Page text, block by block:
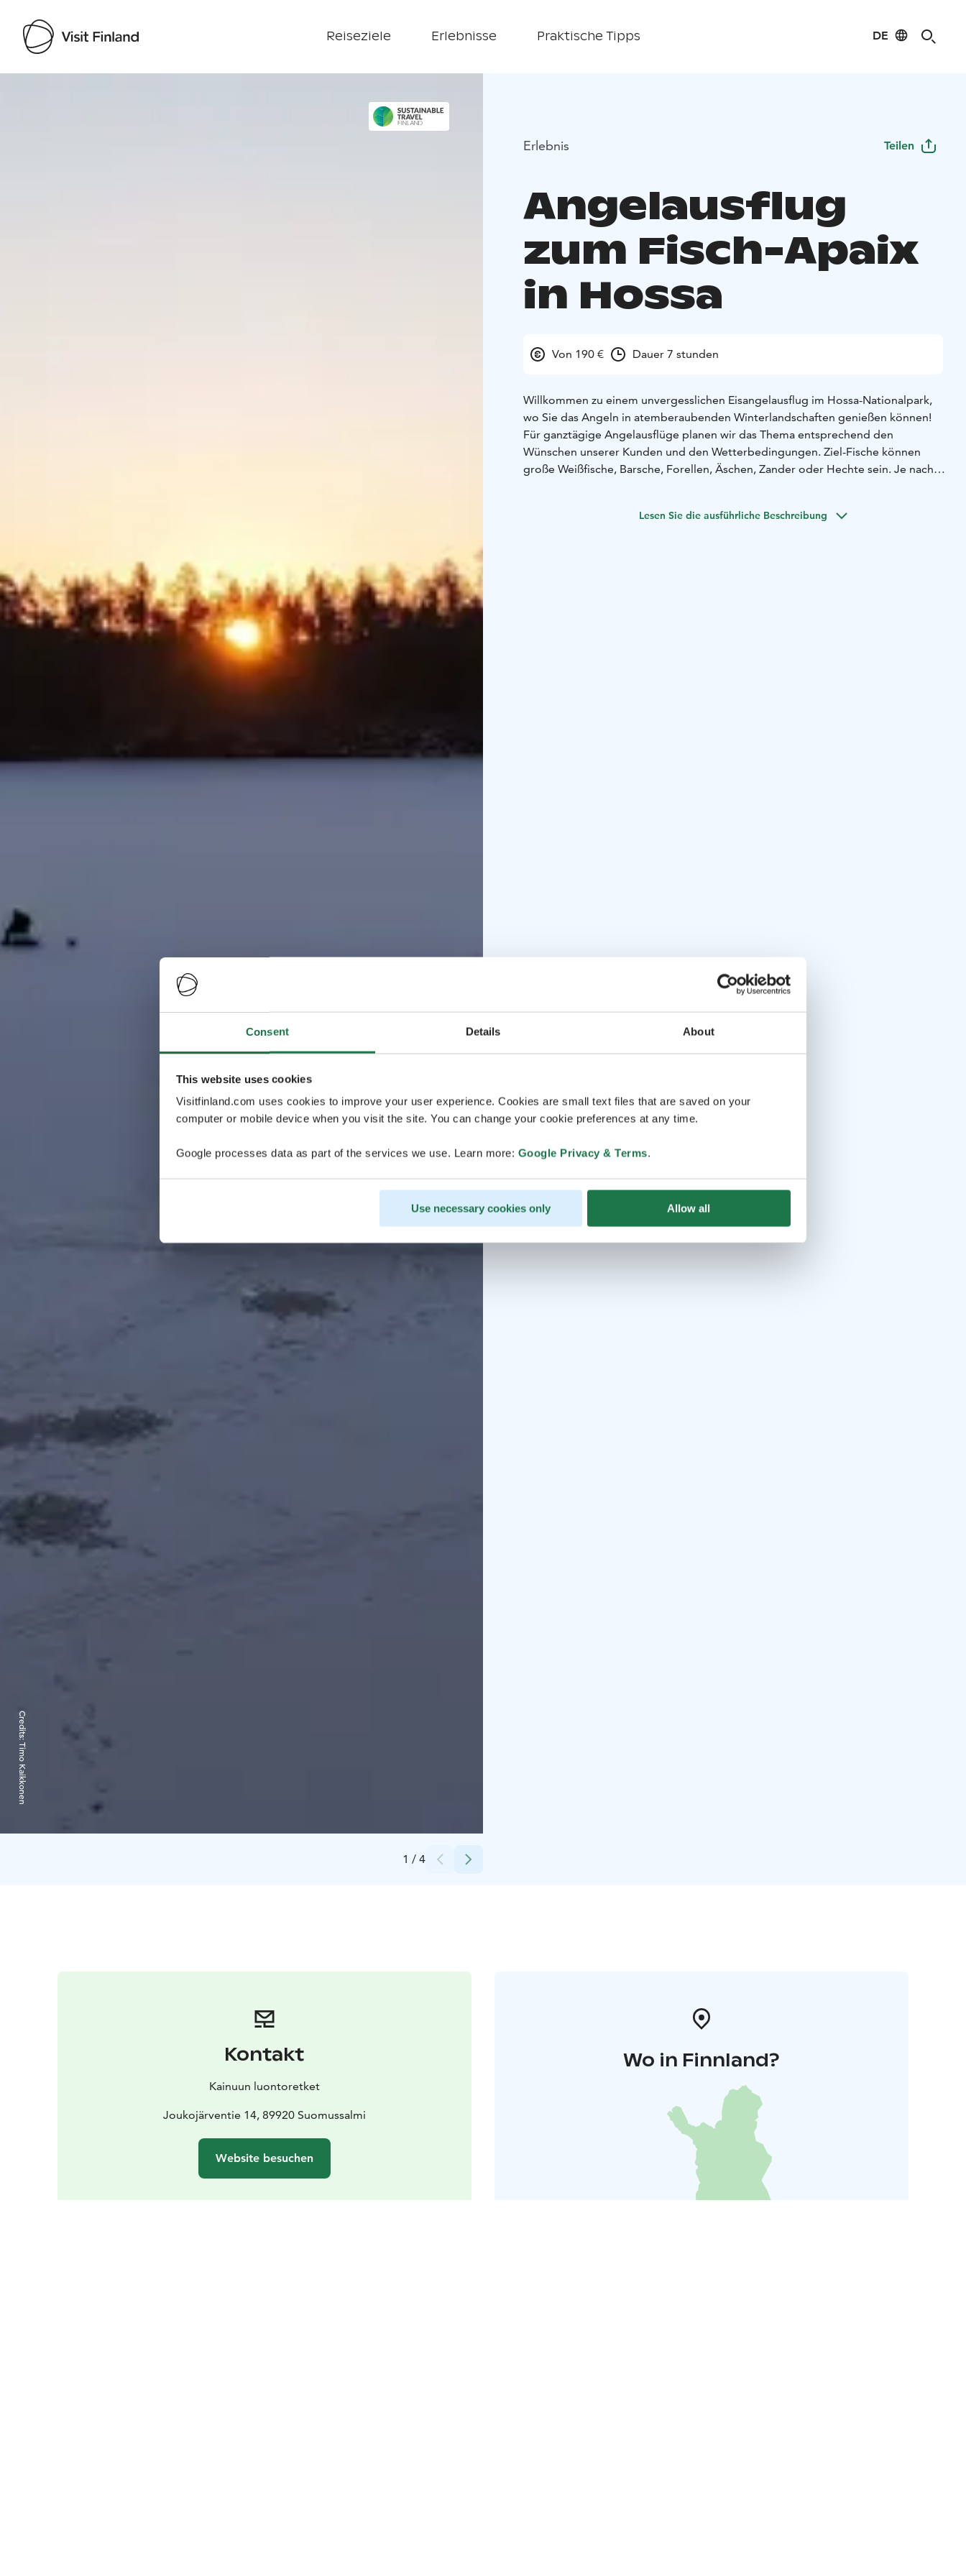
Consent Details About
This website uses cookies
Visitfinland.com uses cookies to improve your user experience. Cookies are small text files that are saved on your
computer or mobile device when you visit the site. You can change your cookie preferences at any time.
Google processes data as part of the services we use. Learn more: Google Privacy & Terms.
Use necessary cookies only Allow all
Reiseziele Erlebnisse Praktische Tipps DE
1 / 4
Credits:
Timo Kaikkonen
Erlebnis Teilen
Angelausflug
zum Fisch-Apaix
in Hossa
Von 190 € Dauer 7 stunden
Willkommen zu einem unvergesslichen Eisangelausflug im Hossa-Nationalpark,
wo Sie das Angeln in atemberaubenden Winterlandschaften genießen können!
Für ganztägige Angelausflüge planen wir das Thema entsprechend den
Wünschen unserer Kunden und den Wetterbedingungen. Ziel-Fische können
große Weißfische, Barsche, Forellen, Äschen, Zander oder Hechte sein. Je nach
Fischbeobachtung, das Ihnen hilft, die Fische genau zu finden. Die Ausrüstung
Lesen Sie die ausführliche Beschreibung
Kontakt
Kainuun luontoretket
Joukojärventie 14, 89920 Suomussalmi
Website besuchen
Wo in Finnland?